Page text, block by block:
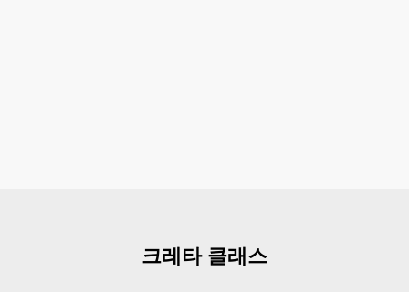
크레타 클래스